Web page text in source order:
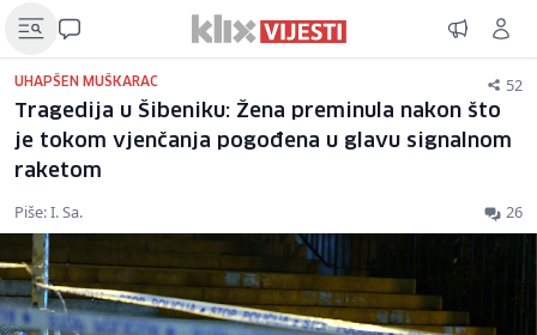
UHAPŠEN MUŠKARAC 52
Tragedija u Šibeniku: Žena preminula nakon što
je tokom vjenčanja pogođena u glavu signalnom
raketom
Piše: I. Sa. 26